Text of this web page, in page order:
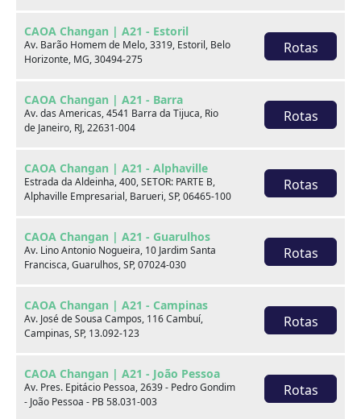
CAOA Changan | A21 - Estoril
Av. Barão Homem de Melo, 3319, Estoril, Belo
Horizonte, MG, 30494-275
Rotas
CAOA Changan | A21 - Barra
Av. das Americas, 4541 Barra da Tijuca, Rio
de Janeiro, RJ, 22631-004
Rotas
CAOA Changan | A21 - Alphaville
Estrada da Aldeinha, 400, SETOR: PARTE B,
Alphaville Empresarial, Barueri, SP, 06465-100
Rotas
CAOA Changan | A21 - Guarulhos
Av. Lino Antonio Nogueira, 10 Jardim Santa
Francisca, Guarulhos, SP, 07024-030
Rotas
CAOA Changan | A21 - Campinas
Av. José de Sousa Campos, 116 Cambuí,
Campinas, SP, 13.092-123
Rotas
CAOA Changan | A21 - João Pessoa
Av. Pres. Epitácio Pessoa, 2639 - Pedro Gondim
- João Pessoa - PB 58.031-003
Rotas
Seminovos em destaque
xxx
xxx
xxx
xxxxxx/xxxxxx
xxxxxx/xxxxxx
xxx